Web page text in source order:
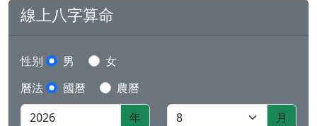
線上八字算命
性别 男
女
曆法
國曆
農曆
年
月